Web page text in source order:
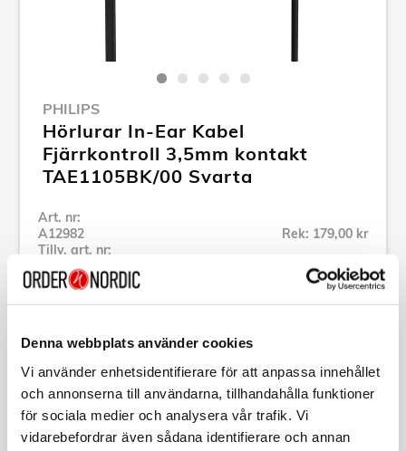
Denna webbplats använder cookies
Vi använder enhetsidentifierare för att anpassa innehållet
och annonserna till användarna, tillhandahålla funktioner
för sociala medier och analysera vår trafik. Vi
vidarebefordrar även sådana identifierare och annan
PHILIPS
Hörlurar In-Ear Kabel
Fjärrkontroll 3,5mm kontakt
TAE1105BK/00 Svarta
Art. nr:
A12982
Tillv. art. nr:
TAE1105BK/00
Rek: 179,00 kr
Se alla produkter inom Philips
Specifikation
Beskrivning